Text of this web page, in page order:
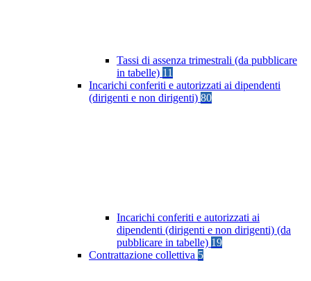
Tassi di assenza trimestrali (da pubblicare
in tabelle) 11
Incarichi conferiti e autorizzati ai dipendenti
(dirigenti e non dirigenti) 80
Incarichi conferiti e autorizzati ai
dipendenti (dirigenti e non dirigenti) (da
pubblicare in tabelle) 19
Contrattazione collettiva 5